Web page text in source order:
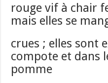
rouge vif à chair
mais elles se
crues ; elles sont
compote et dans
pomme